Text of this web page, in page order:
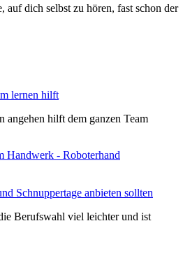
auf dich selbst zu hören, fast schon der
lernen hilft
angehen hilft dem ganzen Team
Schnuppertage anbieten sollten
Berufswahl viel leichter und ist